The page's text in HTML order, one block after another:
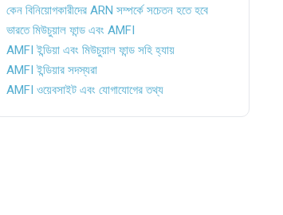
কেন বিনিয়োগকারীদের ARN সম্পর্কে সচেতন হতে হবে
ভারতে মিউচুয়াল ফান্ড এবং AMFI
AMFI ইন্ডিয়া এবং মিউচুয়াল ফান্ড সহি হ্যায়
AMFI ইন্ডিয়ার সদস্যরা
AMFI ওয়েবসাইট এবং যোগাযোগের তথ্য